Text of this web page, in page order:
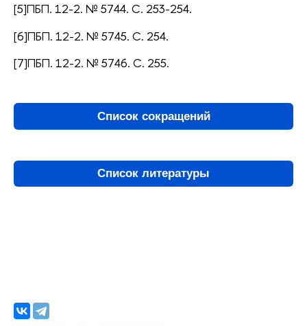
[5]ПБП. 12-2. № 5744. С. 253-254.
[6]ПБП. 12-2. № 5745. С. 254.
[7]ПБП. 12-2. № 5746. С. 255.
Список сокращений
Список литературы